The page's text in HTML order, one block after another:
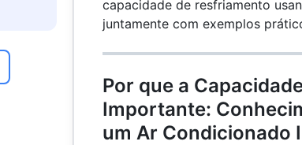
capacidade de resfriamento
juntamente com exemplos
Por que a
Importante:
um Ar Condicionado